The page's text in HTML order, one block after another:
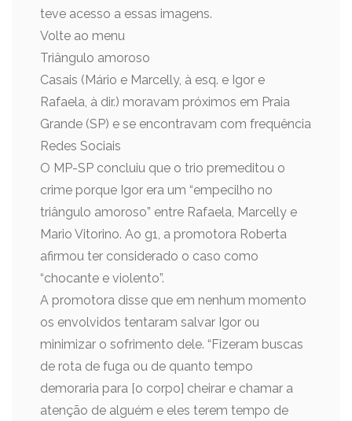
teve acesso a essas imagens.
Volte ao menu
Triângulo amoroso
Casais (Mário e Marcelly, à esq. e Igor e
Rafaela, à dir.) moravam próximos em Praia
Grande (SP) e se encontravam com frequência
Redes Sociais
O MP-SP concluiu que o trio premeditou o
crime porque Igor era um “empecilho no
triângulo amoroso” entre Rafaela, Marcelly e
Mario Vitorino. Ao g1, a promotora Roberta
afirmou ter considerado o caso como
“chocante e violento”.
A promotora disse que em nenhum momento
os envolvidos tentaram salvar Igor ou
minimizar o sofrimento dele. “Fizeram buscas
de rota de fuga ou de quanto tempo
demoraria para [o corpo] cheirar e chamar a
atenção de alguém e eles terem tempo de